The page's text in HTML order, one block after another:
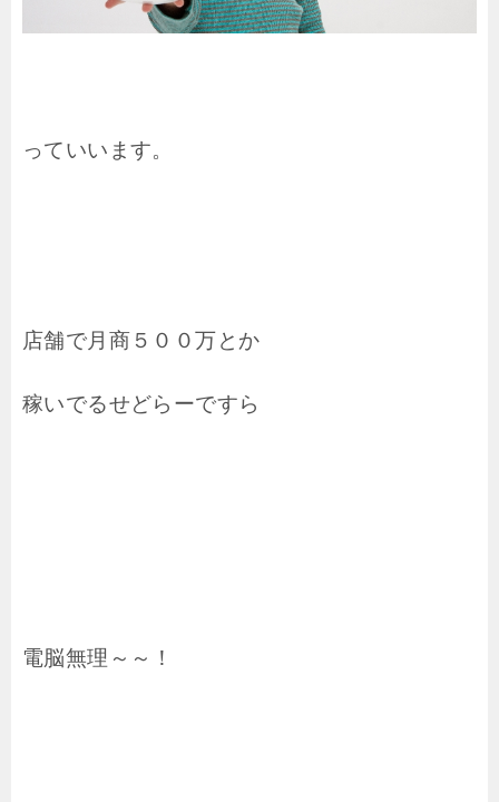
っていいます。
店舗で月商５００万とか
稼いでるせどらーですら
電脳無理～～！